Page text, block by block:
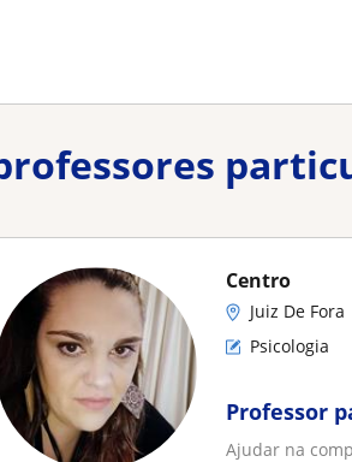
Centro
Juiz De Fora
Psicologia
Professor
Ajudar na